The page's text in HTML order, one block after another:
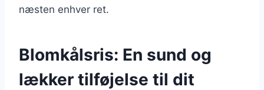
næsten enhver ret.
Blomkålsris: En sund og
lækker tilføjelse til dit